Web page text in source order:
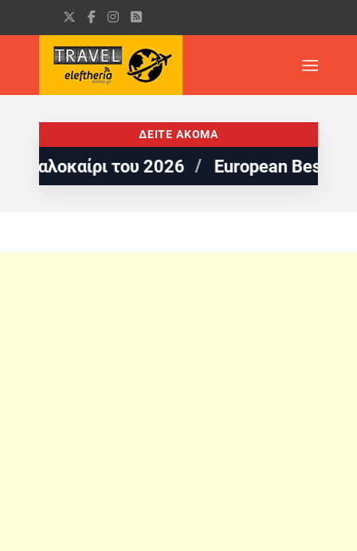
ΔΕΙΤΕ ΑΚΟΜΑ
του 2026 European Best